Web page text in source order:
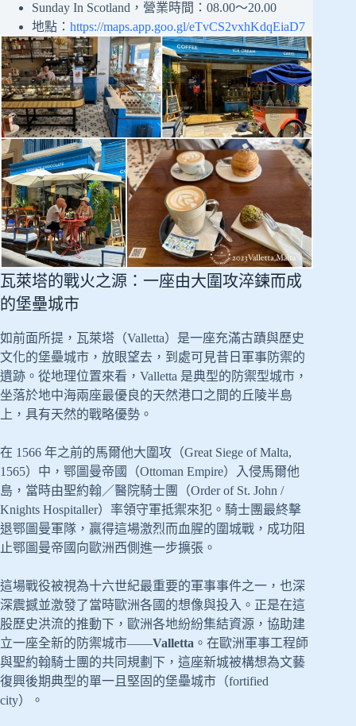
Sunday In Scotland，營業時間：08.00～20.00
地點： https://maps.app.goo.gl/eTvCS2vxhKdqEiaD7
瓦萊塔的戰火之源：一座由大圍攻淬鍊而成
的堡壘城市
如前面所提，瓦萊塔（Valletta）是一座充滿古蹟與歷史
文化的堡壘城市，放眼望去，到處可見昔日軍事防禦的
遺跡。從地理位置來看，Valletta 是典型的防禦型城市，
坐落於地中海兩座最優良的天然港口之間的丘陵半島
上，具有天然的戰略優勢。
在 1566 年之前的馬爾他大圍攻（Great Siege of Malta,
1565）中，鄂圖曼帝國（Ottoman Empire）入侵馬爾他
島，當時由聖約翰／醫院騎士團（Order of St. John /
Knights Hospitaller）率領守軍抵禦來犯。騎士團最終擊
退鄂圖曼軍隊，贏得這場激烈而血腥的圍城戰，成功阻
止鄂圖曼帝國向歐洲西側進一步擴張。
這場戰役被視為十六世紀最重要的軍事事件之一，也深
深震撼並激發了當時歐洲各國的想像與投入。正是在這
股歷史洪流的推動下，歐洲各地紛紛集結資源，協助建
立一座全新的防禦城市——Valletta 。在歐洲軍事工程師
與聖約翰騎士團的共同規劃下，這座新城被構想為文藝
復興後期典型的單一且堅固的堡壘城市（fortified
city）。